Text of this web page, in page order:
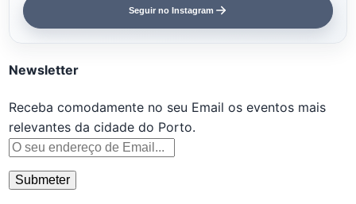
Seguir no Instagram
Newsletter
Receba comodamente no seu Email os eventos mais
relevantes da cidade do Porto.